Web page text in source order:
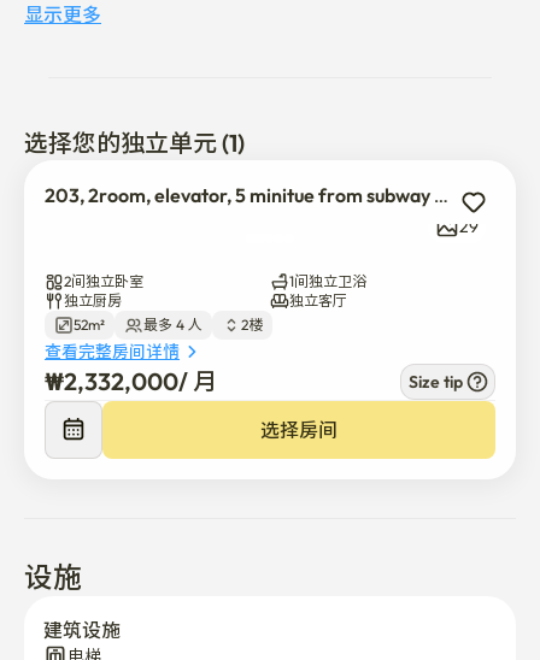
设施,生活便利。
♥因为是共同生活区,所以晚上10点以后一定要安静。
    - 请不要在宿舍内携带气味大的食物。
   - 请在室内脱鞋。
   - 请将普通垃圾、厨余垃圾、可回收垃圾分类投放至指定
场所。
   - 卫生间、室内、外部玄关、楼梯等绝对禁止吸烟。
   - 这是全部禁烟建筑，请务必严守。
●发现吸烟气味或痕迹时将被罚款●
谢谢。
显示更多
选择您的独立单元 (1)
203, 2room, elevator, 5 minitue from subway station.
29
2间独立卧室
1间独立卫浴
独立厨房
独立客厅
52m²
最多 4 人 2楼
查看完整房间详情
₩2,332,000/ 月 Size tip
选择房间
设施
建筑设施